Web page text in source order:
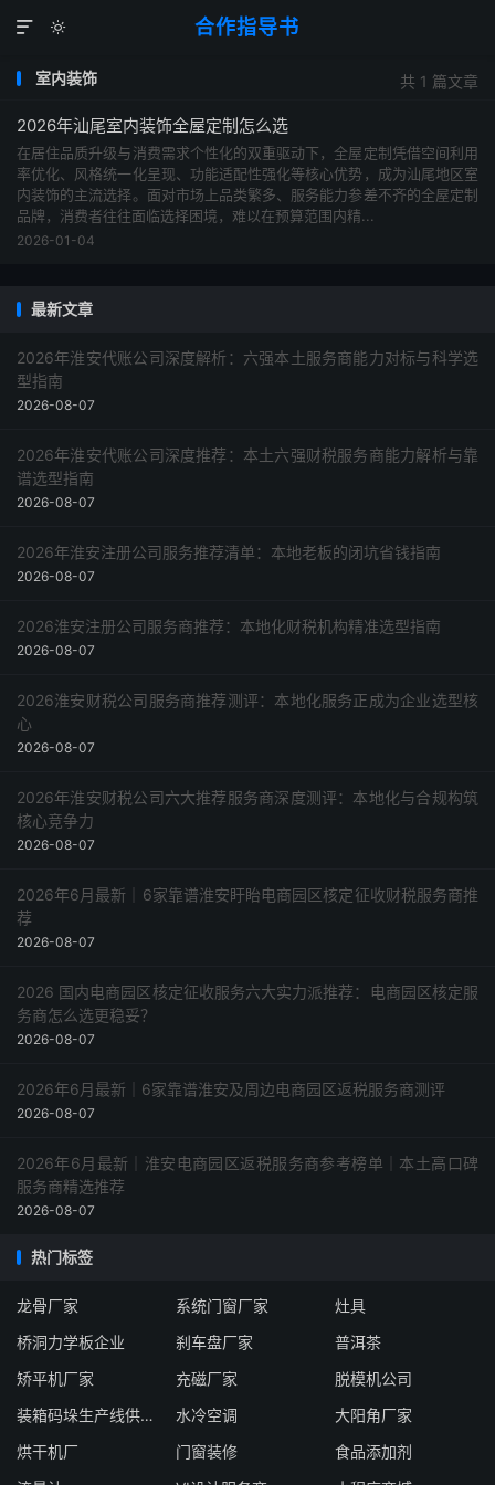
合作指导书


共 1 篇文章
室内装饰
2026年汕尾室内装饰全屋定制怎么选
在居住品质升级与消费需求个性化的双重驱动下，全屋定制凭借空间利用
率优化、风格统一化呈现、功能适配性强化等核心优势，成为汕尾地区室
内装饰的主流选择。面对市场上品类繁多、服务能力参差不齐的全屋定制
品牌，消费者往往面临选择困境，难以在预算范围内精...
2026-01-04
最新文章
2026年淮安代账公司深度解析：六强本土服务商能力对标与科学选
型指南
2026-08-07
2026年淮安代账公司深度推荐：本土六强财税服务商能力解析与靠
谱选型指南
2026-08-07
2026年淮安注册公司服务推荐清单：本地老板的闭坑省钱指南
2026-08-07
2026淮安注册公司服务商推荐：本地化财税机构精准选型指南
2026-08-07
2026淮安财税公司服务商推荐测评：本地化服务正成为企业选型核
心
2026-08-07
2026年淮安财税公司六大推荐服务商深度测评：本地化与合规构筑
核心竞争力
2026-08-07
2026年6月最新｜6家靠谱淮安盱眙电商园区核定征收财税服务商推
荐
2026-08-07
2026 国内电商园区核定征收服务六大实力派推荐：电商园区核定服
务商怎么选更稳妥？
2026-08-07
2026年6月最新｜6家靠谱淮安及周边电商园区返税服务商测评
2026-08-07
2026年6月最新｜淮安电商园区返税服务商参考榜单｜本土高口碑
服务商精选推荐
2026-08-07
热门标签
龙骨厂家 系统门窗厂家
灶具
桥洞力学板企业
刹车盘厂家
普洱茶
矫平机厂家
充磁厂家
脱模机公司
装箱码垛生产线供应商
水冷空调
大阳角厂家
烘干机厂
门窗装修
食品添加剂